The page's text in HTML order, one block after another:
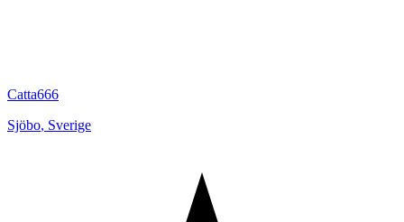
Catta666
Sjöbo, Sverige